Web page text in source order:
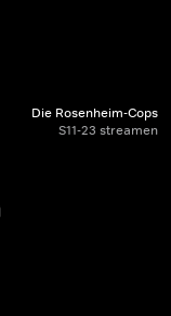
Die Rosenheim-Cops
S11-23 streamen